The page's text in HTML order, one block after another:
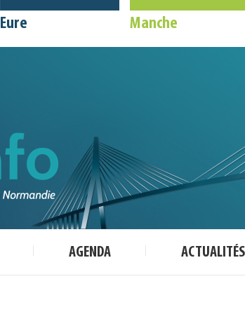
Eure Manche
AGENDA ACTUALITÉS